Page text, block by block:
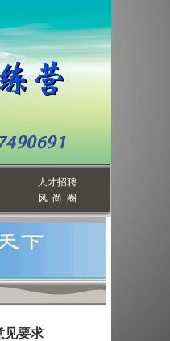
人才招聘
风 尚 圈
见要求